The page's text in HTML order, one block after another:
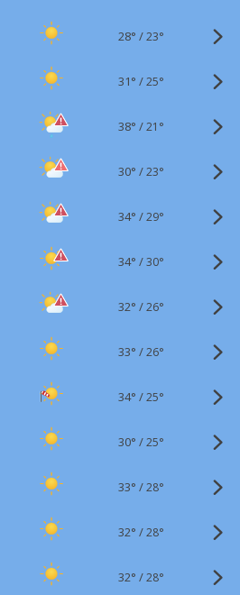
28° /23°
31° /25°
38° /21°
30° /23°
34° /29°
34° /30°
32° /26°
33° /26°
34° /25°
30° /25°
33° /28°
32° /28°
32° /28°